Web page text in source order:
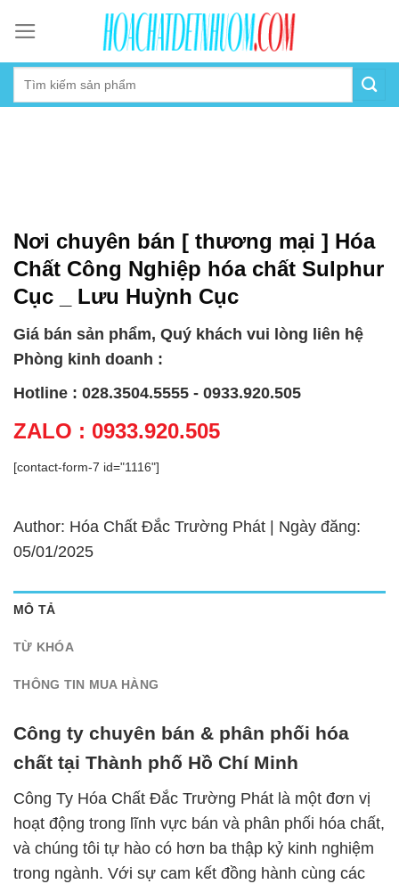
content
Nơi chuyên bán [ thương mại ] Hóa
Chất Công Nghiệp hóa chất Sulphur
Cục _ Lưu Huỳnh Cục
Giá bán sản phẩm, Quý khách vui lòng liên hệ
Phòng kinh doanh :
Hotline : 028.3504.5555 - 0933.920.505
ZALO : 0933.920.505
[contact-form-7 id="1116"]
Author: Hóa Chất Đắc Trường Phát | Ngày đăng:
05/01/2025
MÔ TẢ
TỪ KHÓA
THÔNG TIN MUA HÀNG
Công ty chuyên bán & phân phối hóa
chất tại Thành phố Hồ Chí Minh
Công Ty Hóa Chất Đắc Trường Phát là một đơn vị
hoạt động trong lĩnh vực bán và phân phối hóa chất,
và chúng tôi tự hào có hơn ba thập kỷ kinh nghiệm
trong ngành. Với sự cam kết đồng hành cùng các